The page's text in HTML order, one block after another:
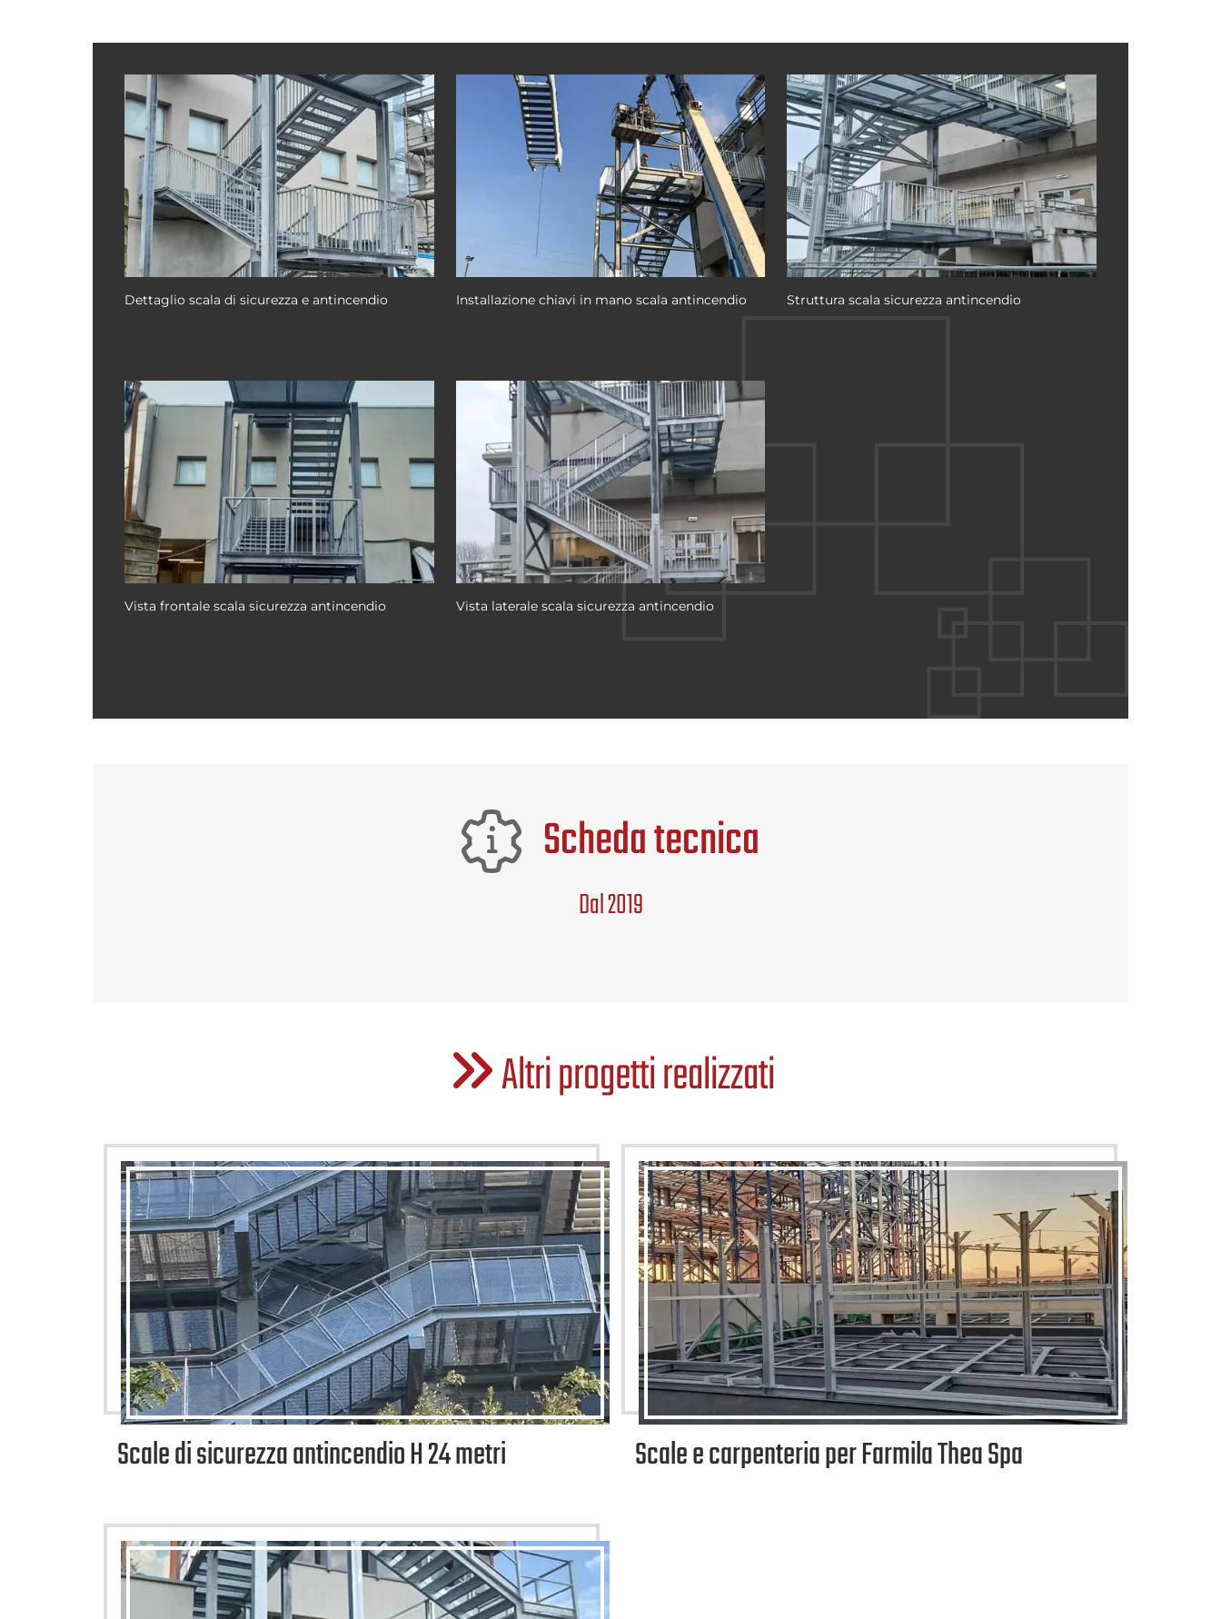
Dettaglio scala di sicurezza e antincendio Installazione chiavi in mano scala antincendio Struttura scala sicurezza antincendio
Vista frontale scala sicurezza antincendio Vista laterale scala sicurezza antincendio
Scheda tecnica
Dal 2019
Altri progetti realizzati
Scale di sicurezza antincendio H 24 metri Scale e carpenteria per Farmila Thea Spa